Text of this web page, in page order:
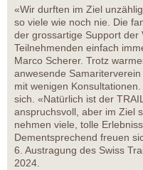
«Wir durften im Ziel
so viele wie noch nie. Die
der grossartige Support der
Teilnehmenden einfach
Marco Scherer. Trotz
anwesende
mit wenigen
sich. «Natürlich ist der
anspruchsvoll, aber im Ziel
nehmen viele, tolle
Dementsprechend freuen
6. Austragung des Swiss
2024.